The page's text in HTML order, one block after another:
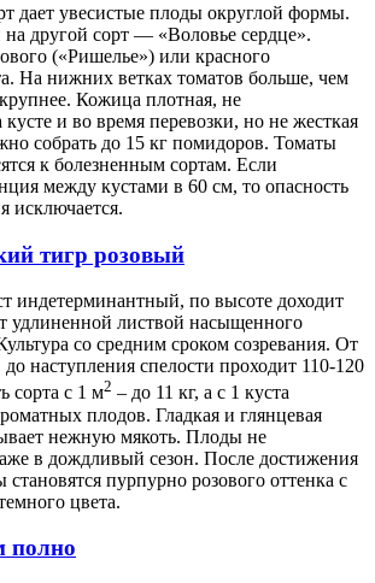
дает увесистые плоды округлой формы.
другой сорт — «Воловье сердце».
(«Ришелье») или красного
На нижних ветках томатов больше, чем
Кожица плотная, не
кусте и во время перевозки, но не жесткая
собрать до 15 кг помидоров. Томаты
к болезненным сортам. Если
между кустами в 60 см, то опасность
исключается.
тигр розовый
индетерминантный, по высоте доходит
удлиненной листвой насыщенного
со средним сроком созревания. От
наступления спелости проходит 110-120
сорта с 1 м2 – до 11 кг, а с 1 куста
плодов. Гладкая и глянцевая
нежную мякоть. Плоды не
в дождливый сезон. После достижения
пурпурно розового оттенка с
цвета.
полно